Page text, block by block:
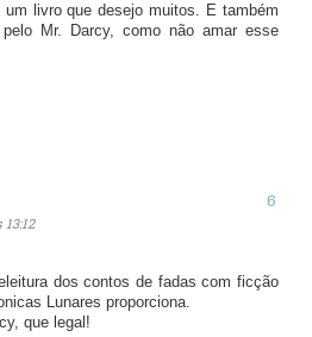
livro que desejo muitos. E também
Mr. Darcy, como não amar esse
dos contos de fadas com ficção
Lunares proporciona.
que legal!